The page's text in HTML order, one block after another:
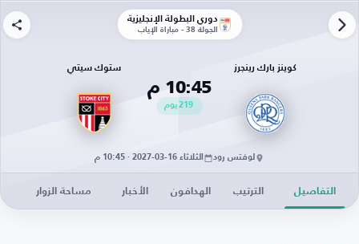
دوري البطولة الإنجليزية
الجولة 38 - مباراة الإياب
كوينز بارك رينجرز
10:45 م
219يوم
ستوك سيتي
لوفتس رود الثلاثاء 16-03-2027 · 10:45 م
التفاصيل الترتيب الهدافون الأخبار مساحة الزوار